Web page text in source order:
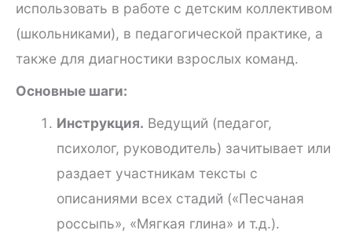
использовать в работе с детским коллективом
(школьниками), в педагогической практике, а
также для диагностики взрослых команд.
Основные шаги:
Инструкция. Ведущий (педагог,
психолог, руководитель) зачитывает или
раздает участникам тексты с
описаниями всех стадий («Песчаная
россыпь», «Мягкая глина» и т.д.).